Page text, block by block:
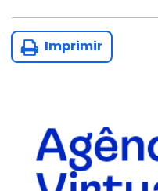
Imprimir